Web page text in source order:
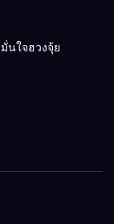
นใจฮวงจุ้ย